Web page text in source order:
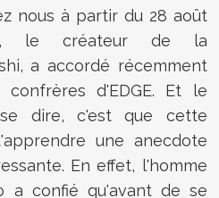
nous à partir du 28 août
le créateur de la
a accordé récemment
d'EDGE. Et le
dire, c'est que cette
une anecdote
En effet, l'homme
a confié qu'avant de se